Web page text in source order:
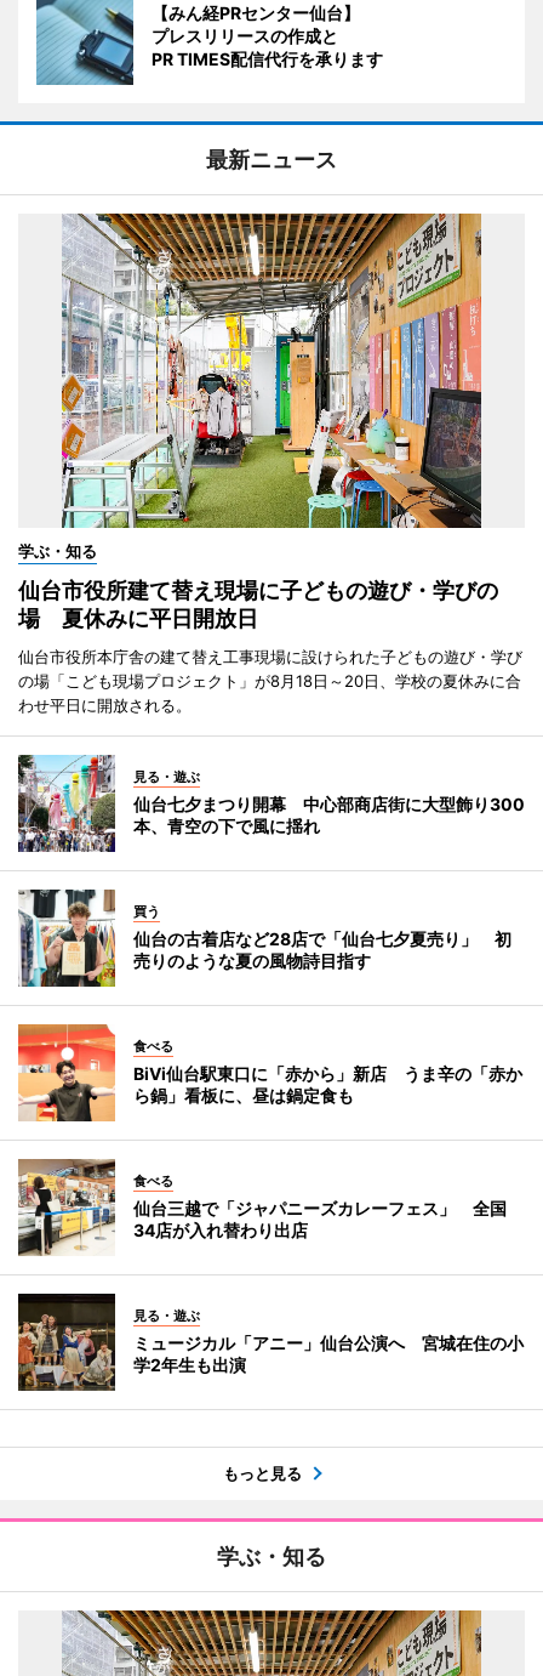
【みん経PRセンター仙台】
プレスリリースの作成と
PR TIMES配信代行を承ります
最新ニュース
学ぶ・知る
仙台市役所建て替え現場に子どもの遊び・学びの
場 夏休みに平日開放日
仙台市役所本庁舎の建て替え工事現場に設けられた子どもの遊び・学び
の場「こども現場プロジェクト」が8月18日～20日、学校の夏休みに合
わせ平日に開放される。
見る・遊ぶ
仙台七夕まつり開幕 中心部商店街に大型飾り300
本、青空の下で風に揺れ
買う
仙台の古着店など28店で「仙台七夕夏売り」 初
売りのような夏の風物詩目指す
食べる
BiVi仙台駅東口に「赤から」新店 うま辛の「赤か
ら鍋」看板に、昼は鍋定食も
食べる
仙台三越で「ジャパニーズカレーフェス」 全国
34店が入れ替わり出店
見る・遊ぶ
ミュージカル「アニー」仙台公演へ 宮城在住の小
学2年生も出演
もっと見る
学ぶ・知る